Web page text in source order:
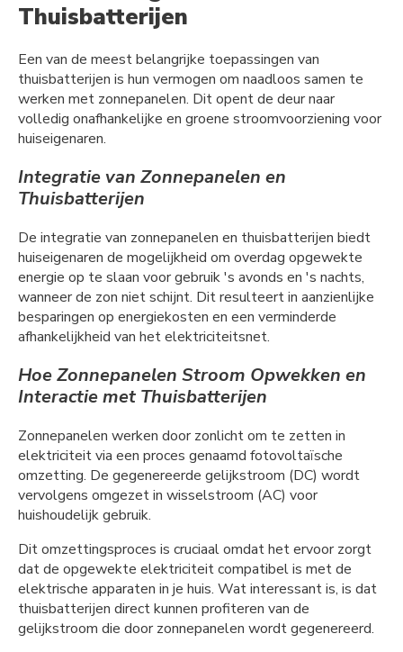
Thuisbatterijen
Een van de meest belangrijke toepassingen van
thuisbatterijen is hun vermogen om naadloos samen te
werken met zonnepanelen. Dit opent de deur naar
volledig onafhankelijke en groene stroomvoorziening voor
huiseigenaren.
Integratie van Zonnepanelen en
Thuisbatterijen
De integratie van zonnepanelen en thuisbatterijen biedt
huiseigenaren de mogelijkheid om overdag opgewekte
energie op te slaan voor gebruik 's avonds en 's nachts,
wanneer de zon niet schijnt. Dit resulteert in aanzienlijke
besparingen op energiekosten en een verminderde
afhankelijkheid van het elektriciteitsnet.
Hoe Zonnepanelen Stroom Opwekken en
Interactie met Thuisbatterijen
Zonnepanelen werken door zonlicht om te zetten in
elektriciteit via een proces genaamd fotovoltaïsche
omzetting. De gegenereerde gelijkstroom (DC) wordt
vervolgens omgezet in wisselstroom (AC) voor
huishoudelijk gebruik.
Dit omzettingsproces is cruciaal omdat het ervoor zorgt
dat de opgewekte elektriciteit compatibel is met de
elektrische apparaten in je huis. Wat interessant is, is dat
thuisbatterijen direct kunnen profiteren van de
gelijkstroom die door zonnepanelen wordt gegenereerd.